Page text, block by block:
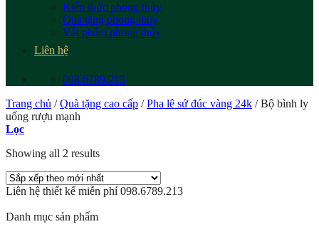
Kiến thức phong thủy
Quà tặng phong thủy
Vật phẩm phong thủy
Liên hệ
098.6789.213
Trang chủ / Quà tặng cao cấp / Pha lê sứ đúc vàng 24k /Bộ bình ly
uống rượu mạnh
Lọc
Showing all 2 results
Liên hệ thiết kế miễn phí 098.6789.213
Danh mục sản phẩm